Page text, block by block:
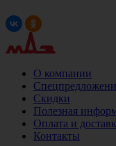
О компании
Скидки
Полезная
Оплата и
Контакты